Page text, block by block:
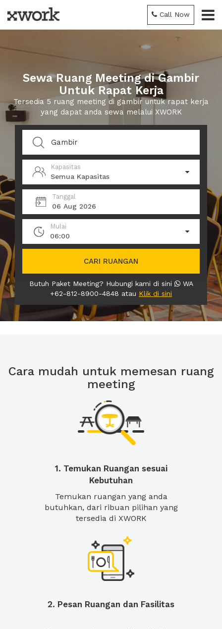
Call Now
Sewa Ruang Meeting di Gambir
Untuk Rapat Kerja
Tersedia 5 ruang meeting di gambir untuk rapat kerja
yang dapat anda sewa melalui XWORK
Kapasitas
Semua Kapasitas
Tanggal
06 Aug 2026
Mulai
06:00
CARI RUANGAN
Butuh Paket Meeting? Hubungi kami di sini
WA
+62-812-8900-4848 atau Klik di sini
Cara mudah untuk memesan ruang
meeting
1. Temukan Ruangan sesuai
Kebutuhan
Temukan ruangan yang anda
butuhkan, dari ribuan pilihan yang
tersedia di XWORK
2. Pesan Ruangan dan Fasilitas